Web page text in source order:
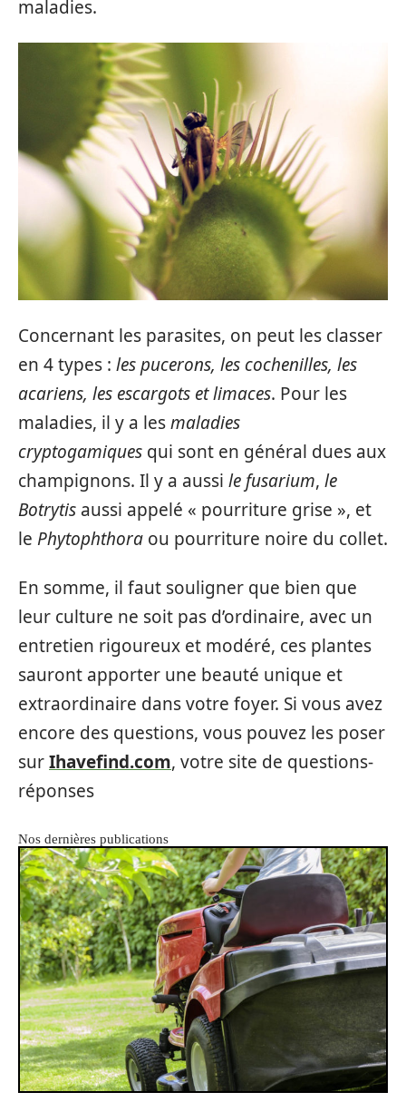
maladies.
Concernant les parasites, on peut les classer
en 4 types : les pucerons, les cochenilles, les
acariens, les escargots et limaces. Pour les
maladies, il y a lesmaladies
cryptogamiques qui sont en général dues aux
champignons. Il y a aussi le fusarium, le
Botrytis aussi appelé « pourriture grise », et
le Phytophthora ou pourriture noire du collet.
En somme, il faut souligner que bien que
leur culture ne soit pas d’ordinaire, avec un
entretien rigoureux et modéré, ces plantes
sauront apporter une beauté unique et
extraordinaire dans votre foyer. Si vous avez
encore des questions, vous pouvez les poser
surIhavefind.com, votre site de questions-
réponses
Nos dernières publications